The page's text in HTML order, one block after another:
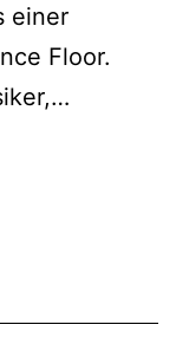
einer
Floor.